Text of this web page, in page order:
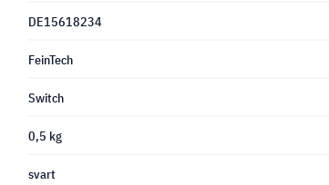
DE15618234
FeinTech
Switch
0,5 kg
svart